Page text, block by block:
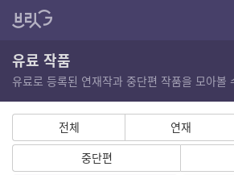
유료 작품
유료로 등록된 연재작과 중단편 작품을 모아볼
전체 연재
중단편